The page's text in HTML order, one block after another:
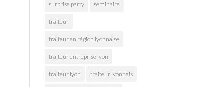
surprise party séminaire
traiteur
traiteur en région lyonnaise
traiteur entreprise lyon
traiteur lyon traiteur lyonnais